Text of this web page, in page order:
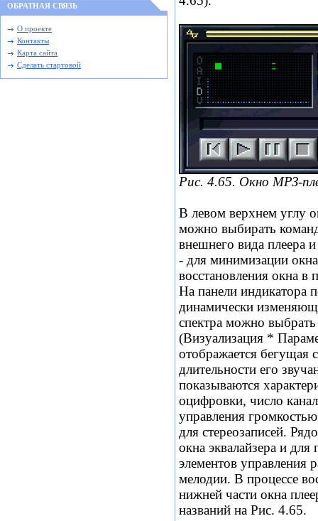
ОБРАТНАЯ СВЯЗЬ
О проекте
Контакты
Карта сайта
Сделать стартовой
Puc. 4.65. Окно МРЗ-
В левом верхнем углу
можно выбирать
внешнего вида плеера
- для минимизации
восстановления окна в
На панели индикатора
динамически
спектра можно
(Визуализация *
отображается бегущая
длительности его
показываются
оцифровки, число
управления
для стереозаписей.
окна эквалайзера и
элементов управления
мелодии. В процессе
нижней части окна
названий на Рис. 4.65.